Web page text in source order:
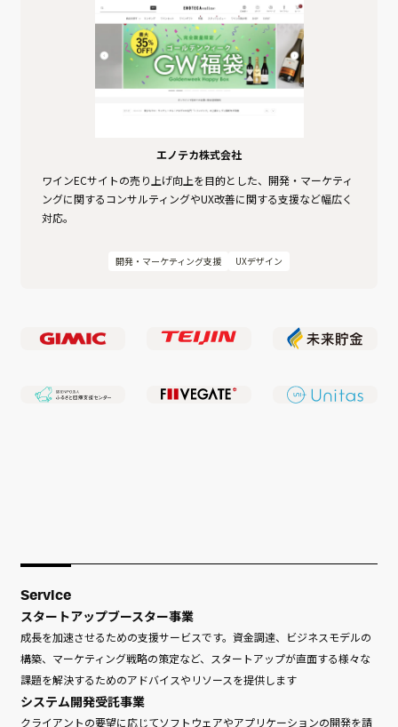
エノテカ株式会社
ワインECサイトの売り上げ向上を目的とした、開発・マーケティ
ングに関するコンサルティングやUX改善に関する支援など幅広く
対応。
開発・マーケティング支援 UXデザイン
Service
スタートアップブースター事業
成長を加速させるための支援サービスです。資金調達、ビジネスモデルの
構築、マーケティング戦略の策定など、スタートアップが直面する様々な
課題を解決するためのアドバイスやリソースを提供します
システム開発受託事業
クライアントの要望に応じてソフトウェアやアプリケーションの開発を請